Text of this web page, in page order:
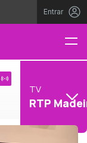
Entrar
TV
RTP